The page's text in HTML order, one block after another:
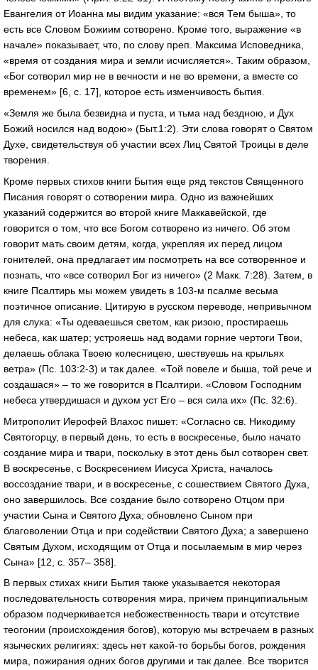
Евангелия от Иоанна мы видим указание: «вся Тем быша», то
есть все Словом Божиим сотворено. Кроме того, выражение «в
начале» показывает, что, по слову преп. Максима Исповедника,
«время от создания мира и земли исчисляется». Таким образом,
«Бог сотворил мир не в вечности и не во времени, а вместе со
временем» [6, c. 17], которое есть изменчивость бытия.
«Земля же была безвидна и пуста, и тьма над бездною, и Дух
Божий носился над водою» (Быт.1:2). Эти слова говорят о Святом
Духе, свидетельствуя об участии всех Лиц Святой Троицы в деле
творения.
Кроме первых стихов книги Бытия еще ряд текстов Священного
Писания говорят о сотворении мира. Одно из важнейших
указаний содержится во второй книге Маккавейской, где
говорится о том, что все Богом сотворено из ничего. Об этом
говорит мать своим детям, когда, укрепляя их перед лицом
гонителей, она предлагает им посмотреть на все сотворенное и
познать, что «все сотворил Бог из ничего» (2 Макк. 7:28). Затем, в
книге Псалтирь мы можем увидеть в 103-м псалме весьма
поэтичное описание. Цитирую в русском переводе, непривычном
для слуха: «Ты одеваешься светом, как ризою, простираешь
небеса, как шатер; устрояешь над водами горние чертоги Твои,
делаешь облака Твоею колесницею, шествуешь на крыльях
ветра» (Пс. 103:2-3) и так далее. «Той повеле и быша, той рече и
создашася» – то же говорится в Псалтири. «Словом Господним
небеса утвердишася и духом уст Его – вся сила их» (Пс. 32:6).
Митрополит Иерофей Влахос пишет: «Согласно св. Никодиму
Святогорцу, в первый день, то есть в воскресенье, было начато
создание мира и твари, поскольку в этот день был сотворен свет.
В воскресенье, с Воскресением Иисуса Христа, началось
воссоздание твари, и в воскресенье, с сошествием Святого Духа,
оно завершилось. Все создание было сотворено Отцом при
участии Сына и Святого Духа; обновлено Сыном при
благоволении Отца и при содействии Святого Духа; а завершено
Святым Духом, исходящим от Отца и посылаемым в мир через
Сына» [12, с. 357– 358].
В первых стихах книги Бытия также указывается некоторая
последовательность сотворения мира, причем принципиальным
образом подчеркивается небожественность твари и отсутствие
теогонии (происхождения богов), которую мы встречаем в разных
языческих религиях: здесь нет какой-то борьбы богов, рождения
мира, пожирания одних богов другими и так далее. Все творится